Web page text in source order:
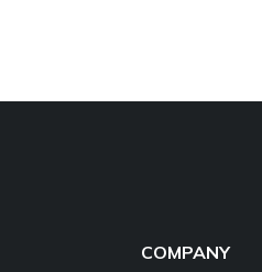
COMPANY